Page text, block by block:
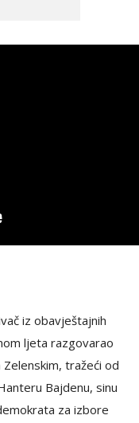
iz obavještajnih
ljeta razgovarao
tražeći od
Bajdenu, sinu
za izbore